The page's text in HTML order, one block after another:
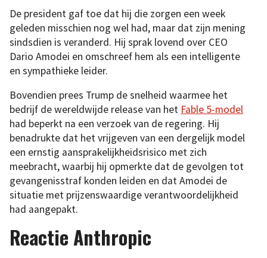
De president gaf toe dat hij die zorgen een week
geleden misschien nog wel had, maar dat zijn mening
sindsdien is veranderd. Hij sprak lovend over CEO
Dario Amodei en omschreef hem als een intelligente
en sympathieke leider.
Bovendien prees Trump de snelheid waarmee het
bedrijf de wereldwijde release van het Fable 5-model
had beperkt na een verzoek van de regering. Hij
benadrukte dat het vrijgeven van een dergelijk model
een ernstig aansprakelijkheidsrisico met zich
meebracht, waarbij hij opmerkte dat de gevolgen tot
gevangenisstraf konden leiden en dat Amodei de
situatie met prijzenswaardige verantwoordelijkheid
had aangepakt.
Reactie Anthropic